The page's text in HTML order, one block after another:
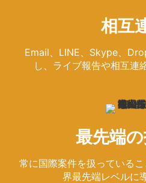
相互
Email、LINE、Skype、
し、ライブ報告や相互連
最先端
常に国際案件を扱っている
界最先端レベルに